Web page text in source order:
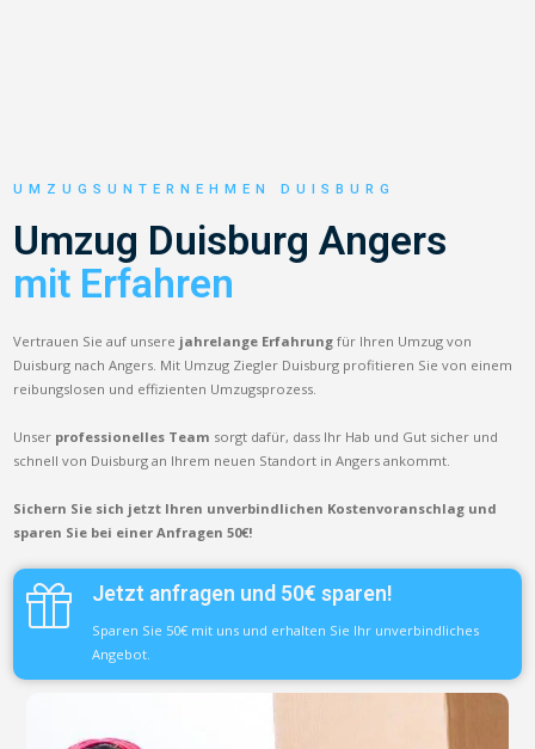
UMZUGSUNTERNEHMEN DUISBURG
Umzug Duisburg Angers
mit Erfahren
Vertrauen Sie auf unsere jahrelange Erfahrung für Ihren Umzug von
Duisburg nach Angers. Mit Umzug Ziegler Duisburg profitieren Sie von einem
reibungslosen und effizienten Umzugsprozess.
Unser professionelles Team sorgt dafür, dass Ihr Hab und Gut sicher und
schnell von Duisburg an Ihrem neuen Standort in Angers ankommt.
Sichern Sie sich jetzt Ihren unverbindlichen Kostenvoranschlag und
sparen Sie bei einer Anfragen 50€!
Jetzt anfragen und 50€ sparen!
Sparen Sie 50€ mit uns und erhalten Sie Ihr unverbindliches
Angebot.